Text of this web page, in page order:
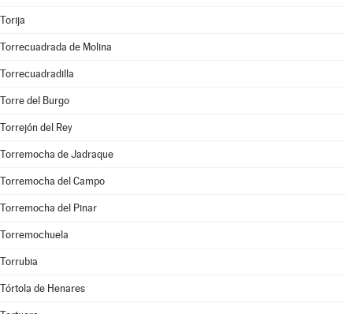
Torija
Torrecuadrada de Molina
Torrecuadradilla
Torre del Burgo
Torrejón del Rey
Torremocha de Jadraque
Torremocha del Campo
Torremocha del Pinar
Torremochuela
Torrubia
Tórtola de Henares